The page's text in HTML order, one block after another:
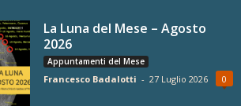
La Luna del Mese – Agosto
2026
Appuntamenti del Mese
Francesco Badalotti - 27 Luglio 2026 0